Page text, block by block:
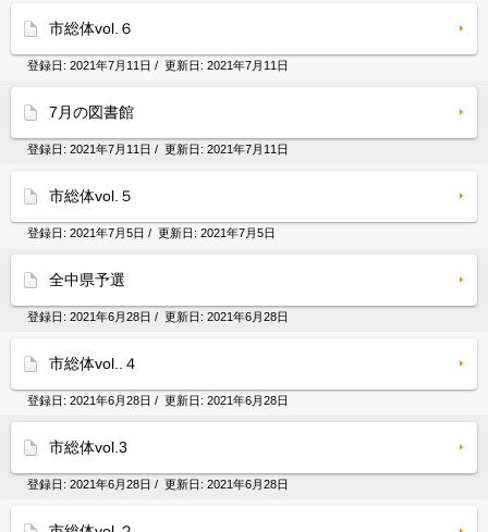
市総体vol.６
登録日: 2021年7月11日 / 更新日: 2021年7月11日
7月の図書館
登録日: 2021年7月11日 / 更新日: 2021年7月11日
市総体vol.５
登録日: 2021年7月5日 / 更新日: 2021年7月5日
全中県予選
登録日: 2021年6月28日 / 更新日: 2021年6月28日
市総体vol..４
登録日: 2021年6月28日 / 更新日: 2021年6月28日
市総体vol.3
登録日: 2021年6月28日 / 更新日: 2021年6月28日